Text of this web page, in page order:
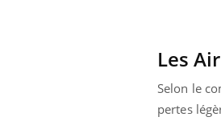
Les
Selon le
pertes